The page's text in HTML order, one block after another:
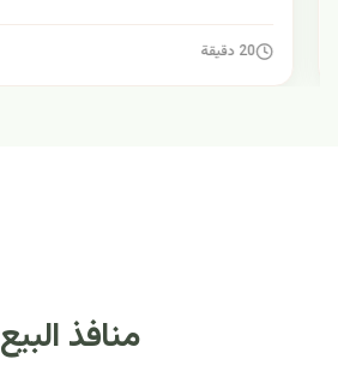
20 دقيقة
منافذ البيع